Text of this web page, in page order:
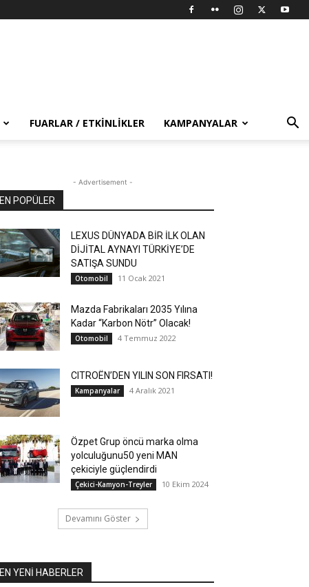
FUARLAR / ETKINLIKLER KAMPANYALAR
- Advertisement -
EN POPÜLER
LEXUS DÜNYADA BİR İLK OLAN
DİJİTAL AYNAYI TÜRKİYE’DE
SATIŞA SUNDU
Otomobil 11 Ocak 2021
Mazda Fabrikaları 2035 Yılına
Kadar “Karbon Nötr” Olacak!
Otomobil 4 Temmuz 2022
CITROËN’DEN YILIN SON FIRSATI!
Kampanyalar 4 Aralık 2021
Özpet Grup öncü marka olma
yolculuğunu50 yeni MAN
çekiciyle güçlendirdi
Çekici-Kamyon-Treyler 10 Ekim 2024
Devamını Göster
EN YENİ HABERLER